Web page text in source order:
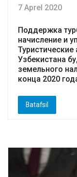
7 Aprel 2020
Поддержка
начисление и
Туристические
Узбекистана
земельного
конца 2020
Batafsil